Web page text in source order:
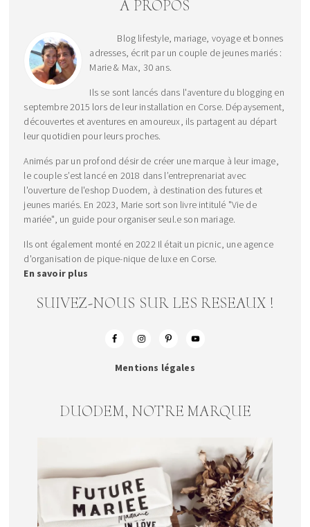
A PROPOS
Blog lifestyle, mariage, voyage et bonnes
adresses, écrit par un couple de jeunes mariés :
Marie & Max, 30 ans.
Ils se sont lancés dans l'aventure du blogging en
septembre 2015 lors de leur installation en Corse. Dépaysement,
découvertes et aventures en amoureux, ils partagent au départ
leur quotidien pour leurs proches.
Animés par un profond désir de créer une marque à leur image,
le couple s’est lancé en 2018 dans l’entreprenariat avec
l'ouverture de l'eshop Duodem, à destination des futures et
jeunes mariés. En 2023, Marie sort son livre intitulé "Vie de
mariée", un guide pour organiser seul.e son mariage.
Ils ont également monté en 2022 Il était un picnic, une agence
d'organisation de pique-nique de luxe en Corse.
En savoir plus
SUIVEZ-NOUS SUR LES RESEAUX !
Mentions légales
DUODEM, NOTRE MARQUE